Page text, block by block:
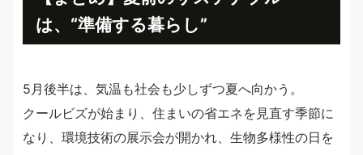
は、“準備する暮らし”
5月後半は、気温も社会も少しずつ夏へ向かう。
クールビズが始まり、住まいの省エネを見直す季節に
なり、環境技術の展示会が開かれ、生物多様性の日を